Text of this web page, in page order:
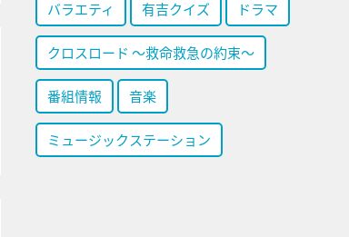
バラエティ 有吉クイズ ドラマ
クロスロード ～救命救急の約束～
番組情報 音楽
ミュージックステーション